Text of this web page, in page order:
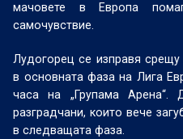
мачовете в Европа
самочувствие.
Лудогорец се изправя
в основната фаза на Лига
часа на „Групама Арена“.
разградчани, които вече
в следващата фаза.